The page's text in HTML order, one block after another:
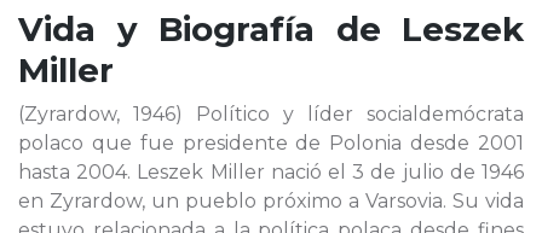
Vida y Biografía de Leszek
Miller
(Zyrardow, 1946) Político y líder socialdemócrata
polaco que fue presidente de Polonia desde 2001
hasta 2004. Leszek Miller nació el 3 de julio de 1946
en Zyrardow, un pueblo próximo a Varsovia. Su vida